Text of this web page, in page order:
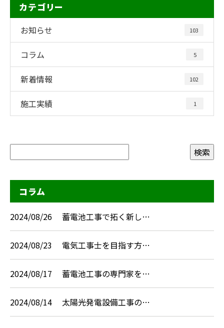
カテゴリー
お知らせ 103
コラム 5
新着情報 102
施工実績 1
コラム
2024/08/26 蓄電池工事で拓く新し…
2024/08/23 電気工事士を目指す方…
2024/08/17 蓄電池工事の専門家を…
2024/08/14 太陽光発電設備工事の…